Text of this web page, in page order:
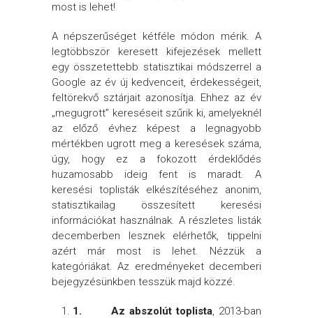
most is lehet!
A népszerűséget kétféle módon mérik. A
legtöbbször keresett kifejezések mellett
egy összetettebb statisztikai módszerrel a
Google az év új kedvenceit, érdekességeit,
feltörekvő sztárjait azonosítja. Ehhez az év
„megugrott” kereséseit szűrik ki, amelyeknél
az előző évhez képest a legnagyobb
mértékben ugrott meg a keresések száma,
úgy, hogy ez a fokozott érdeklődés
huzamosabb ideig fent is maradt. A
keresési toplisták elkészítéséhez anonim,
statisztikailag összesített keresési
információkat használnak. A részletes listák
decemberben lesznek elérhetők, tippelni
azért már most is lehet. Nézzük a
kategóriákat. Az eredményeket decemberi
bejegyzésünkben tesszük majd közzé.
1. Az abszolút toplista, 2013-ban